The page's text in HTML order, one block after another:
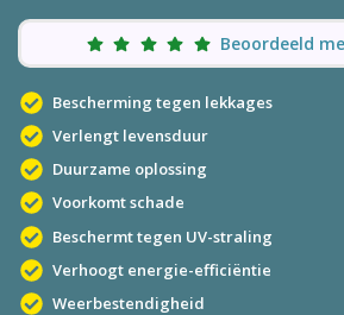
Beoordeeld
Bescherming tegen lekkages
Verlengt levensduur
Duurzame oplossing
Voorkomt schade
Beschermt tegen UV-straling
Verhoogt energie-efficiëntie
Weerbestendigheid